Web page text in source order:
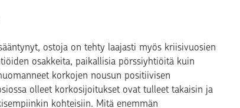
ostoja on tehty laajasti myös kriisivuosien
osakkeita, paikallisia pörssiyhtiöitä kuin
korkojen nousun positiivisen
olleet korkosijoitukset ovat tulleet takaisin ja
kohteisiin. Mitä enemmän